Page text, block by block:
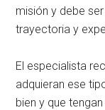
misión y debe
trayectoria y
El especialista
adquieran ese
bien y que